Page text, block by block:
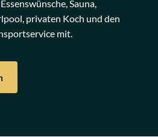
Sauna,
privaten Koch und den
mit.